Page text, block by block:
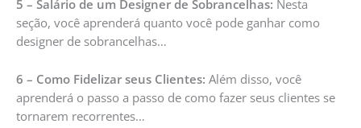
5 – Salário de um Designer de Sobrancelhas: Nesta
seção, você aprenderá quanto você pode ganhar como
designer de sobrancelhas…
6 – Como Fidelizar seus Clientes: Além disso, você
aprenderá o passo a passo de como fazer seus clientes se
tornarem recorrentes…